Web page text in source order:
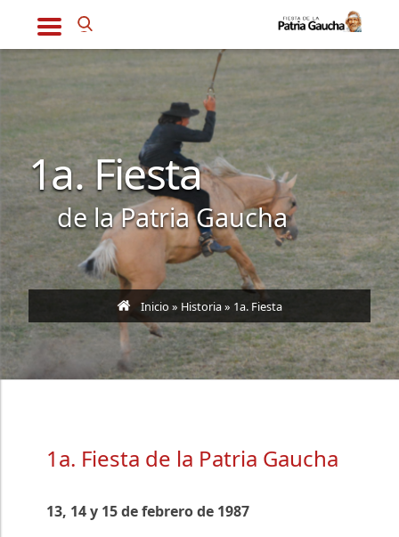
1a. Fiesta
de la Patria Gaucha
Inicio » Historia» 1a. Fiesta
1a. Fiesta de la Patria Gaucha
13, 14 y 15 de febrero de 1987